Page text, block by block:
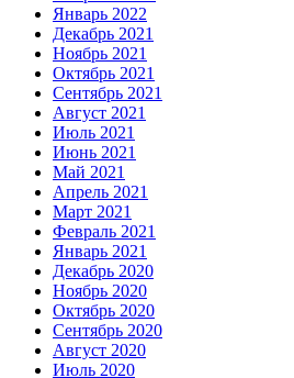
Январь 2022
Декабрь 2021
Ноябрь 2021
Октябрь 2021
Сентябрь 2021
Август 2021
Июль 2021
Июнь 2021
Май 2021
Апрель 2021
Март 2021
Февраль 2021
Январь 2021
Декабрь 2020
Ноябрь 2020
Октябрь 2020
Сентябрь 2020
Август 2020
Июль 2020